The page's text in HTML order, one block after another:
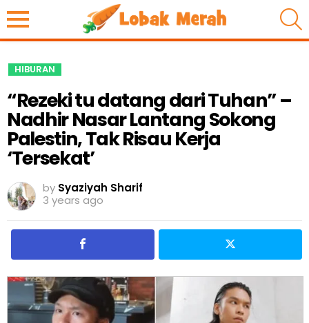
HIBURAN
“Rezeki tu datang dari Tuhan” –
Nadhir Nasar Lantang Sokong
Palestin, Tak Risau Kerja
‘Tersekat’
by Syaziyah Sharif
3 years ago